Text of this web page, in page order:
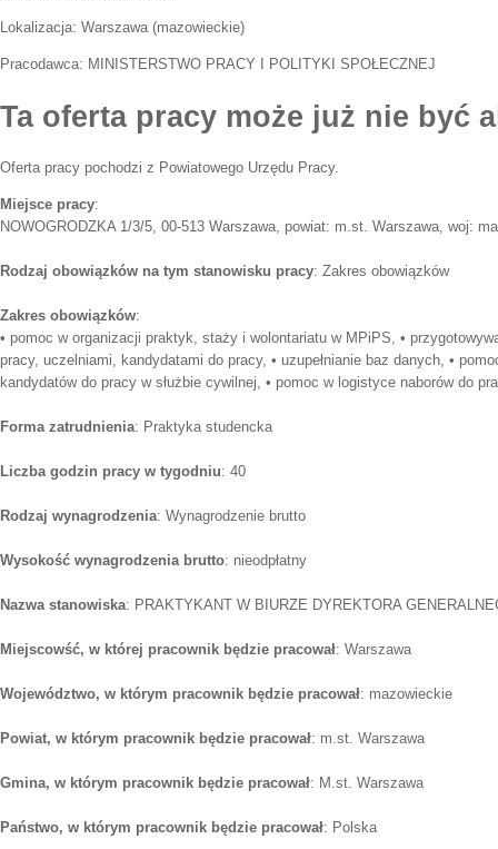
Lokalizacja: Warszawa(mazowieckie)
Pracodawca: MINISTERSTWO PRACY I POLITYKI SPOŁECZNEJ
Ta oferta pracy może już nie być
Oferta pracy pochodzi z Powiatowego Urzędu Pracy.
Miejsce pracy:
NOWOGRODZKA 1/3/5, 00-513 Warszawa, powiat: m.st. Warszawa, woj:
Rodzaj obowiązków na tym stanowisku pracy: Zakres obowiązków
Zakres obowiązków:
• pomoc w organizacji praktyk, staży i wolontariatu w MPiPS, •
pracy, uczelniami, kandydatami do pracy, • uzupełnianie baz danych, •
kandydatów do pracy w służbie cywilnej, • pomoc w logistyce naborów do
Forma zatrudnienia: Praktyka studencka
Liczba godzin pracy w tygodniu: 40
Rodzaj wynagrodzenia: Wynagrodzenie brutto
Wysokość wynagrodzenia brutto: nieodpłatny
Nazwa stanowiska: PRAKTYKANT W BIURZE DYREKTORA
Miejscowść, w której pracownik będzie pracował: Warszawa
Województwo, w którym pracownik będzie pracował: mazowieckie
Powiat, w którym pracownik będzie pracował: m.st. Warszawa
Gmina, w którym pracownik będzie pracował: M.st. Warszawa
Państwo, w którym pracownik będzie pracował: Polska